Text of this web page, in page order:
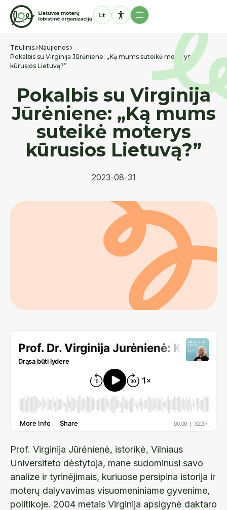
Titulinis Naujienos
Pokalbis su Virginija Jūrėniene: „Ką mums suteikė moterys
kūrusios Lietuvą?”
Pokalbis su Virginija
Jūrėniene: „Ką mums
suteikė moterys
kūrusios Lietuvą?”
2023-08-31
Prof. Virginija Jūrėnienė, istorikė, Vilniaus
Universiteto dėstytoja, mane sudominusi savo
analize ir tyrinėjimais, kuriuose persipina istorija ir
moterų dalyvavimas visuomeniniame gyvenime,
politikoje. 2004 metais Virginija apsigynė daktaro